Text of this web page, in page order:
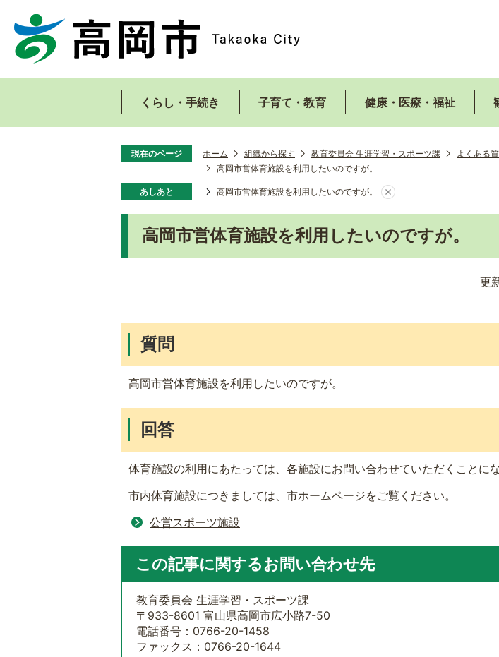
くらし・手続き 子育て・教育 健康・医療・福祉
現在のページ ホーム 組織から探す 教育委員会 生涯学習・スポーツ課 よくある
高岡市営体育施設を利用したいのですが。
あしあと 高岡市営体育施設を利用したいのですが。
高岡市営体育施設を利用したいのですが。
更
質問
高岡市営体育施設を利用したいのですが。
回答
体育施設の利用にあたっては、各施設にお問い合わせていただくことに
市内体育施設につきましては、市ホームページをご覧ください。
公営スポーツ施設
この記事に関するお問い合わせ先
教育委員会 生涯学習・スポーツ課
〒933-8601 富山県高岡市広小路7-50
電話番号：0766-20-1458
ファックス：0766-20-1644